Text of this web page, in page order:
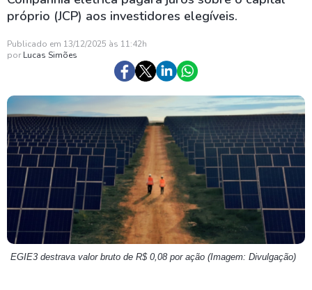
próprio (JCP) aos investidores elegíveis.
Publicado em 13/12/2025 às 11:42h
por Lucas Simões
EGIE3 destrava valor bruto de R$ 0,08 por ação (Imagem: Divulgação)